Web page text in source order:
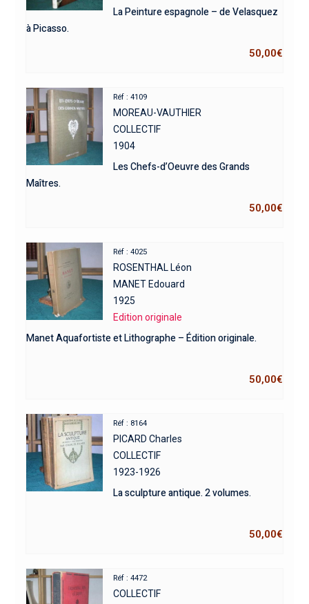
La Peinture espagnole – de Velasquez
à Picasso.
50,00€
Réf : 4109
MOREAU-VAUTHIER
COLLECTIF
1904
Les Chefs-d’Oeuvre des Grands
Maîtres.
50,00€
Réf : 4025
ROSENTHAL Léon
MANET Edouard
1925
Edition originale
Manet Aquafortiste et Lithographe – Édition originale.
50,00€
Réf : 8164
PICARD Charles
COLLECTIF
1923-1926
La sculpture antique. 2 volumes.
50,00€
Réf : 4472
COLLECTIF